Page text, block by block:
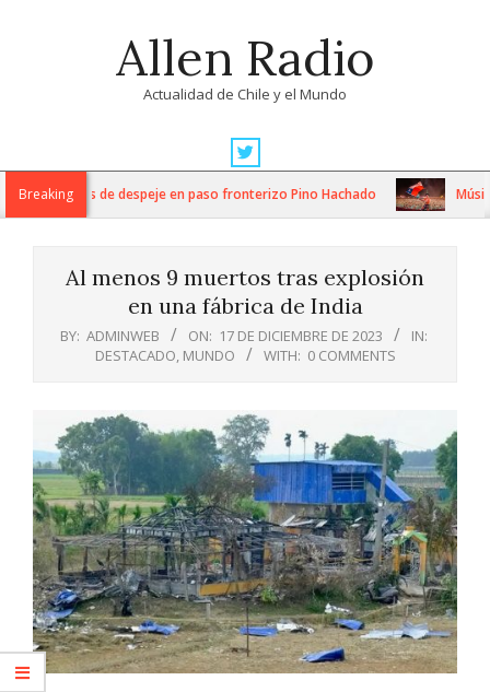
Allen Radio
Actualidad de Chile y el Mundo
Navigation
MenuBreaking
trabajos de despeje en paso fronterizo Pino Hachado
Al menos 9 muertos tras explosión
en una fábrica de India
BY: ADMINWEB ON: 17 DE DICIEMBRE DE 2023
IN:
DESTACADO, MUNDO WITH: 0 COMMENTS